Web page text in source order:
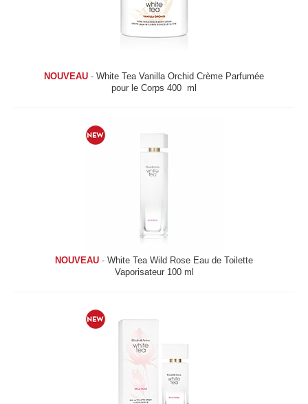
NOUVEAU - White Tea Vanilla Orchid Crème Parfumée
pour le Corps 400 ml
NOUVEAU - White Tea Wild Rose Eau de Toilette
Vaporisateur 100 ml